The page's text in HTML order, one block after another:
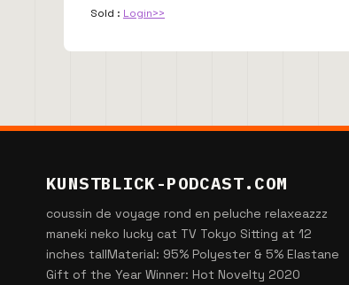
Sold : Login>>
KUNSTBLICK-PODCAST.COM
coussin de voyage rond en peluche relaxeazzz
maneki neko lucky cat TV Tokyo Sitting at 12
inches tallMaterial: 95% Polyester & 5% Elastane
Gift of the Year Winner: Hot Novelty 2020